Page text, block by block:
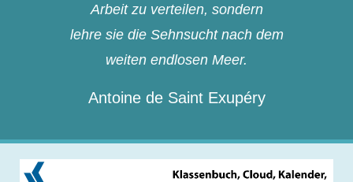
Arbeit zu verteilen, sondern
lehre sie die Sehnsucht nach dem
weiten endlosen Meer.
Antoine de Saint Exupéry